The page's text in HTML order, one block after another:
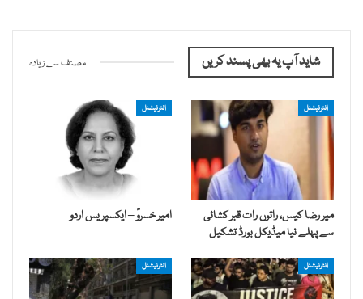
شاید آپ یہ بھی پسند کریں مصنف سے زیادہ
انٹرنیشنل
میر رضا کیس، راتوں رات قبر کشائی
سے پہلے نیا میڈیکل بورڈ تشکیل
انٹرنیشنل
امیر خسروؒ – ایکسپریس اردو
انٹرنیشنل انٹرنیشنل